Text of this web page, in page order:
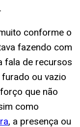
conforme o
fazendo com
fala de recursos
ou vazio
que não
como
, a presença ou